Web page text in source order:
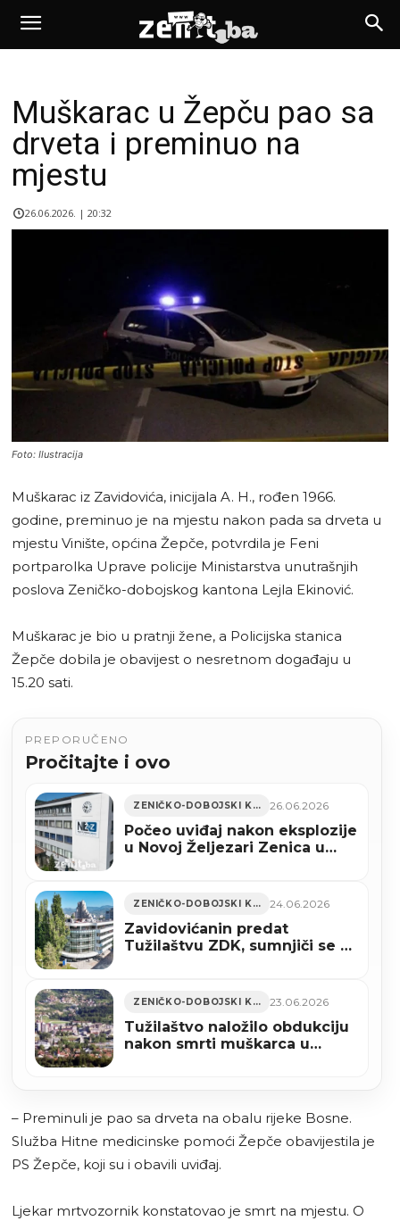
Muškarac u Žepču pao sa
drveta i preminuo na
mjestu
26.06.2026. | 20:32
Foto: Ilustracija
Muškarac iz Zavidovića, inicijala A. H., rođen 1966.
godine, preminuo je na mjestu nakon pada sa drveta u
mjestu Vinište, općina Žepče, potvrdila je Feni
portparolka Uprave policije Ministarstva unutrašnjih
poslova Zeničko-dobojskog kantona Lejla Ekinović.
Muškarac je bio u pratnji žene, a Policijska stanica
Žepče dobila je obavijest o nesretnom događaju u
15.20 sati.
PREPORUČENO
Pročitajte i ovo
ZENIČKO-DOBOJSKI KANTON 26.06.2026
Počeo uviđaj nakon eksplozije
u Novoj Željezari Zenica u
ZENIČKO-DOBOJSKI KANTON 24.06.2026
Zavidovićanin predat
Tužilaštvu ZDK, sumnjiči se za
ZENIČKO-DOBOJSKI KANTON 23.06.2026
Tužilaštvo naložilo obdukciju
nakon smrti muškarca u
– Preminuli je pao sa drveta na obalu rijeke Bosne.
Služba Hitne medicinske pomoći Žepče obavijestila je
PS Žepče, koji su i obavili uviđaj.
Ljekar mrtvozornik konstatovao je smrt na mjestu. O